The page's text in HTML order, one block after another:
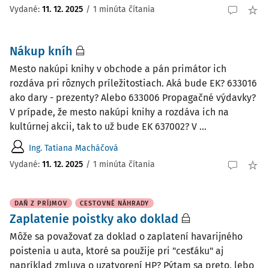
Vydané: 11. 12. 2025 / 1 minúta čítania
Nákup kníh
Mesto nakúpi knihy v obchode a pán primátor ich
rozdáva pri rôznych príležitostiach. Aká bude EK? 633016
ako dary - prezenty? Alebo 633006 Propagačné výdavky?
V prípade, že mesto nakúpi knihy a rozdáva ich na
kultúrnej akcii, tak to už bude EK 637002? V ...
Ing. Tatiana Macháčová
Vydané: 11. 12. 2025 / 1 minúta čítania
DAŇ Z PRÍJMOV CESTOVNÉ NÁHRADY
Zaplatenie poistky ako doklad
Môže sa považovať za doklad o zaplatení havarijného
poistenia u auta, ktoré sa použije pri "cesťáku" aj
napríklad zmluva o uzatvorení HP? Pýtam sa preto, lebo